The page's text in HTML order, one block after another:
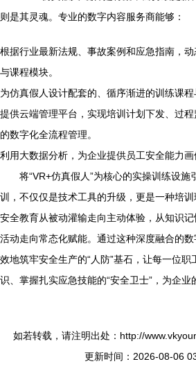
则是其灵魂。专业的数字内容服务商能够：
根据行业最新法规、事故案例和应急指南，
与课程模块。
为仿真假人设计配套的、循序渐进的训练课程
提供云端管理平台，实现培训计划下发、过
的数字化全流程管理。
利用大数据分析，为企业提供员工安全能力画
将“VR+仿真假人”为核心的实操训练设
训，不仅仅是技术工具的升级，更是一种培
安全教育从被动灌输走向主动体验，从知识
活动走向常态化赋能。通过这种深度融合的
效地筑牢安全生产的“人防”基石，让每一位
识、掌握扎实应急技能的“安全卫士”，为企业
如若转载，请注明出处：http://
更新时间：2026-08-06